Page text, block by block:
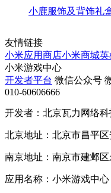
小鹿服饰及背饰礼
友情链接
小米应用商店小米商城英
小米游戏中心
开发者平台 微信公众号
010-60606666
开发者：北京瓦力网络科
北京地址：北京市昌平
南京地址：南京市建邺
应用名称：小米游戏中心